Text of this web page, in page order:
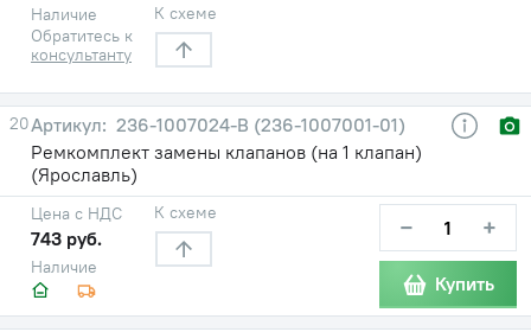
Наличие
Обратитесь к
консультанту
К схеме
20
236-1007024-В (236-1007001-01)
Ремкомплект замены клапанов (на 1 клапан)
(Ярославль)
Наличие
Цена с НДС
743 руб.
К схеме − +
Купить